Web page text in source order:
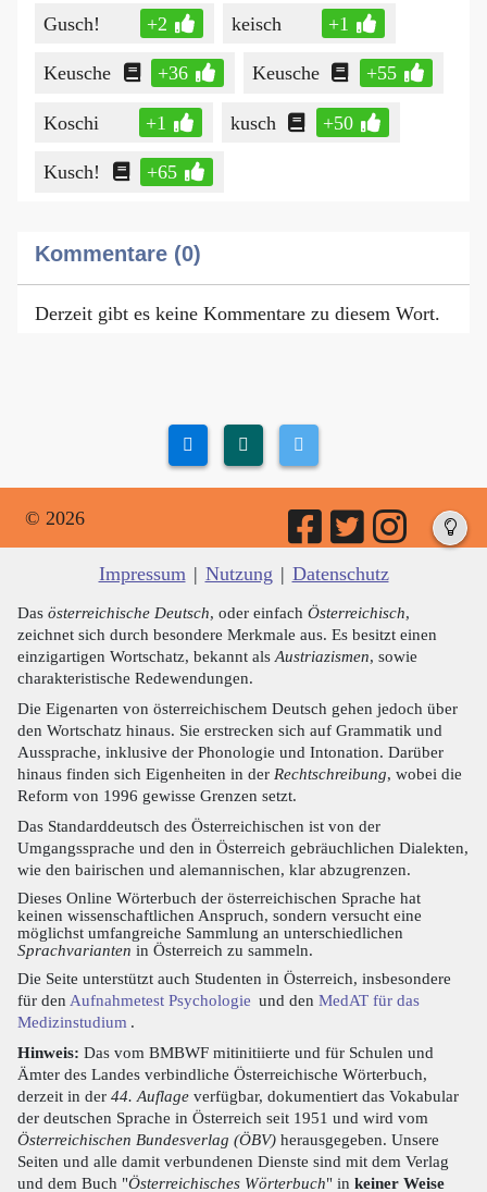
Gusch! +2 keisch +1
Keusche +36 Keusche +55
Koschi +1 kusch +50
Kusch! +65
Kommentare (0)
Derzeit gibt es keine Kommentare zu diesem Wort.
© 2026
Impressum | Nutzung | Datenschutz
Das österreichische Deutsch, oder einfach Österreichisch,
zeichnet sich durch besondere Merkmale aus. Es besitzt einen
einzigartigen Wortschatz, bekannt als Austriazismen, sowie
charakteristische Redewendungen.
Die Eigenarten von österreichischem Deutsch gehen jedoch über
den Wortschatz hinaus. Sie erstrecken sich auf Grammatik und
Aussprache, inklusive der Phonologie und Intonation. Darüber
hinaus finden sich Eigenheiten in der Rechtschreibung, wobei die
Reform von 1996 gewisse Grenzen setzt.
Das Standarddeutsch des Österreichischen ist von der
Umgangssprache und den in Österreich gebräuchlichen Dialekten,
wie den bairischen und alemannischen, klar abzugrenzen.
Dieses Online Wörterbuch der österreichischen Sprache hat
keinen wissenschaftlichen Anspruch, sondern versucht eine
möglichst umfangreiche Sammlung an unterschiedlichen
Sprachvarianten in Österreich zu sammeln.
Die Seite unterstützt auch Studenten in Österreich, insbesondere
für den Aufnahmetest Psychologie und den MedAT für das
Medizinstudium .
Hinweis: Das vom BMBWF mitinitiierte und für Schulen und
Ämter des Landes verbindliche Österreichische Wörterbuch,
derzeit in der 44. Auflage verfügbar, dokumentiert das Vokabular
der deutschen Sprache in Österreich seit 1951 und wird vom
Österreichischen Bundesverlag (ÖBV) herausgegeben. Unsere
Seiten und alle damit verbundenen Dienste sind mit dem Verlag
und dem Buch "Österreichisches Wörterbuch" in keiner Weise